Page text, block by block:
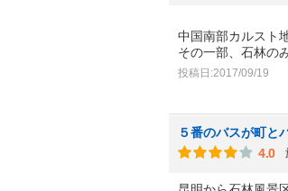
中国南部カルスト
その一部、石林の
投稿日:2017/09/19
５番のバスが町と
4.0